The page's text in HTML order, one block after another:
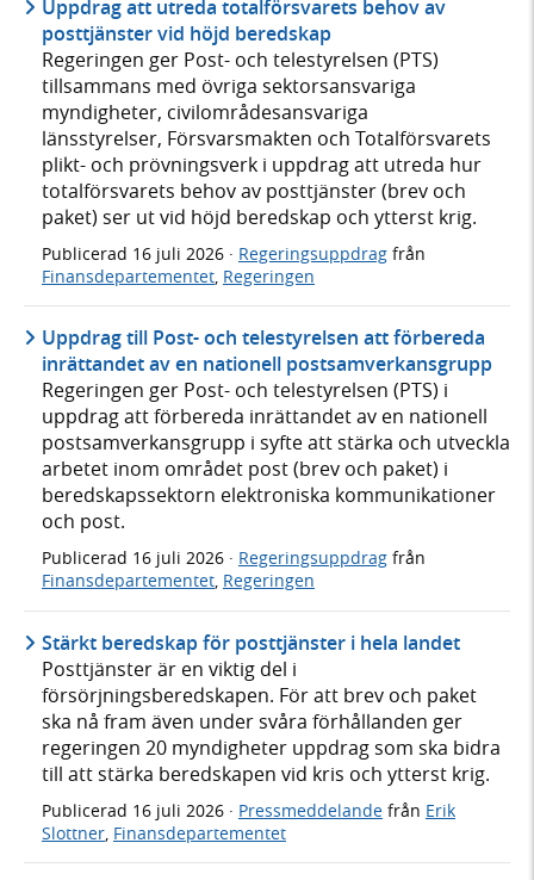
Uppdrag att utreda totalförsvarets behov av
posttjänster vid höjd beredskap
Regeringen ger Post- och telestyrelsen (PTS)
tillsammans med övriga sektorsansvariga
myndigheter, civilområdesansvariga
länsstyrelser, Försvarsmakten och Totalförsvarets
plikt- och prövningsverk i uppdrag att utreda hur
totalförsvarets behov av posttjänster (brev och
paket) ser ut vid höjd beredskap och ytterst krig.
Publicerad 16 juli 2026 · Regeringsuppdrag från
Finansdepartementet Regeringen
Uppdrag till Post- och telestyrelsen att förbereda
inrättandet av en nationell postsamverkansgrupp
Regeringen ger Post- och telestyrelsen (PTS) i
uppdrag att förbereda inrättandet av en nationell
postsamverkansgrupp i syfte att stärka och utveckla
arbetet inom området post (brev och paket) i
beredskapssektorn elektroniska kommunikationer
och post.
Publicerad 16 juli 2026 · Regeringsuppdrag från
Finansdepartementet, Regeringen
Stärkt beredskap för posttjänster i hela landet
Posttjänster är en viktig del i
försörjningsberedskapen. För att brev och paket
ska nå fram även under svåra förhållanden ger
regeringen 20 myndigheter uppdrag som ska bidra
till att stärka beredskapen vid kris och ytterst krig.
Publicerad 16 juli 2026 · Pressmeddelande från Erik
Slottner, Finansdepartementet